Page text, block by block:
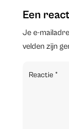
Een
Je e-
velden zijn